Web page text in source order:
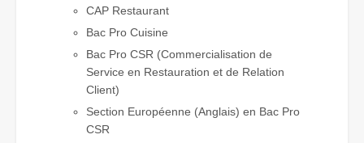
CAP Restaurant
Bac Pro Cuisine
Bac Pro CSR (Commercialisation de
Service en Restauration et de Relation
Client)
Section Européenne (Anglais) en Bac Pro
CSR